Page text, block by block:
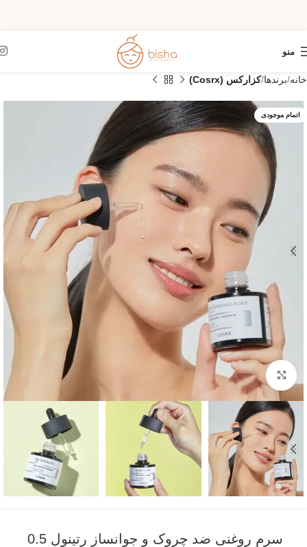
منو
خانه برندها کزارکس (Cosrx)
اتمام موجودی
بزرگنمایی تصویر
سرم روغنی ضد چروک و جوانساز رتینول 0.5